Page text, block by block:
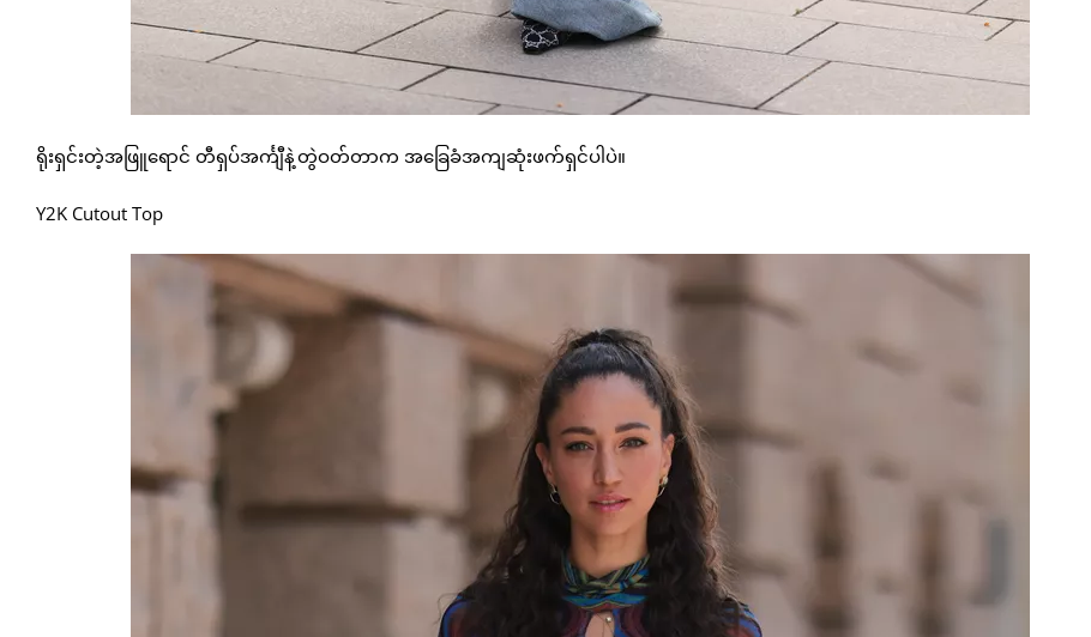
ရိုးရှင်းတဲ့အဖြူရောင် တီရှပ်အင်္ကျီနဲ့တွဲဝတ်တာက အခြေခံအကျဆုံးဖက်ရှင်ပါပဲ။
Y2K Cutout Top